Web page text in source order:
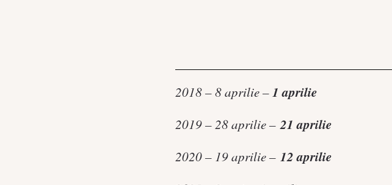
2018 – 8 aprilie –1 aprilie
2019 – 28 aprilie –21 aprilie
2020 – 19 aprilie – 12 aprilie